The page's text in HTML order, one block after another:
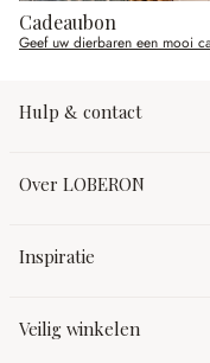
Cadeaubon
Geef uw dierbaren een mooi
Hulp & contact
Over LOBERON
Inspiratie
Veilig winkelen